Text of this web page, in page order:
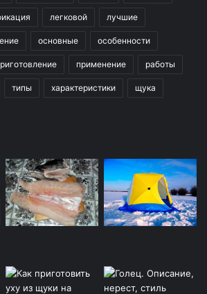
легковой лучшие
основные особенности
применение работы
типы характеристики щука